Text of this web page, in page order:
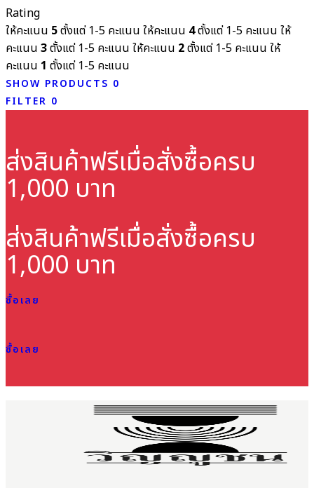
Rating
ให้คะแนน 5ตั้งแต่ 1-5 คะแนน ให้คะแนน 4ตั้งแต่ 1-5 คะแนน ให้
คะแนน 3ตั้งแต่ 1-5 คะแนน ให้คะแนน 2ตั้งแต่ 1-5 คะแนน ให้
คะแนน 1 ตั้งแต่ 1-5 คะแนน
SHOW PRODUCTS 0
FILTER 0
ส่งสินค้าฟรีเมื่อสั่งซื้อครบ
1,000 บาท
ส่งสินค้าฟรีเมื่อสั่งซื้อครบ
1,000 บาท
ซื้อเลย
ซื้อเลย